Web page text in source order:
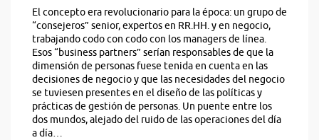
El concepto era revolucionario para la época: un grupo de
“consejeros” senior, expertos en RR.HH. y en negocio,
trabajando codo con codo con los managers de línea.
Esos “business partners” serían responsables de que la
dimensión de personas fuese tenida en cuenta en las
decisiones de negocio y que las necesidades del negocio
se tuviesen presentes en el diseño de las políticas y
prácticas de gestión de personas. Un puente entre los
dos mundos, alejado del ruido de las operaciones del día
a día…